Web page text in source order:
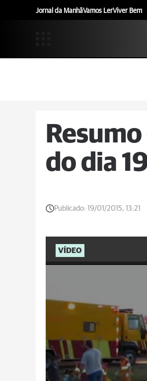
Jornal da ManhãVamos LerViver Bem
do dia
Publicado: 19/01/2015, 13:21
VÍDEO